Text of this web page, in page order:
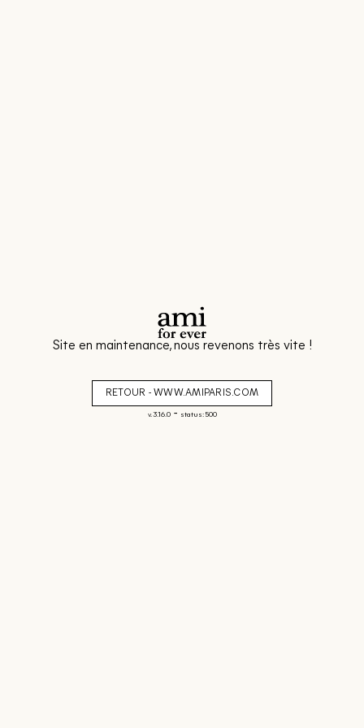
Site en maintenance, nous revenons très vite !
RETOUR - WWW.AMIPARIS.COM
v. 3.16.0- status: 500